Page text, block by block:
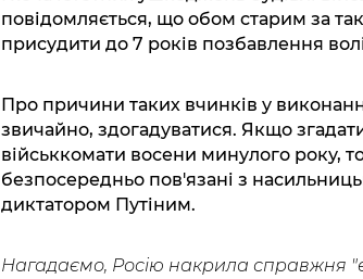
повідомляється, що обом старим за
присудити до 7 років позбавлення
Про причини таких вчинків у
звичайно, здогадуватися. Якщо
військкомати восени минулого року,
безпосередньо пов'язані з
диктатором Путіним.
Нагадаємо, Росію накрила справжня